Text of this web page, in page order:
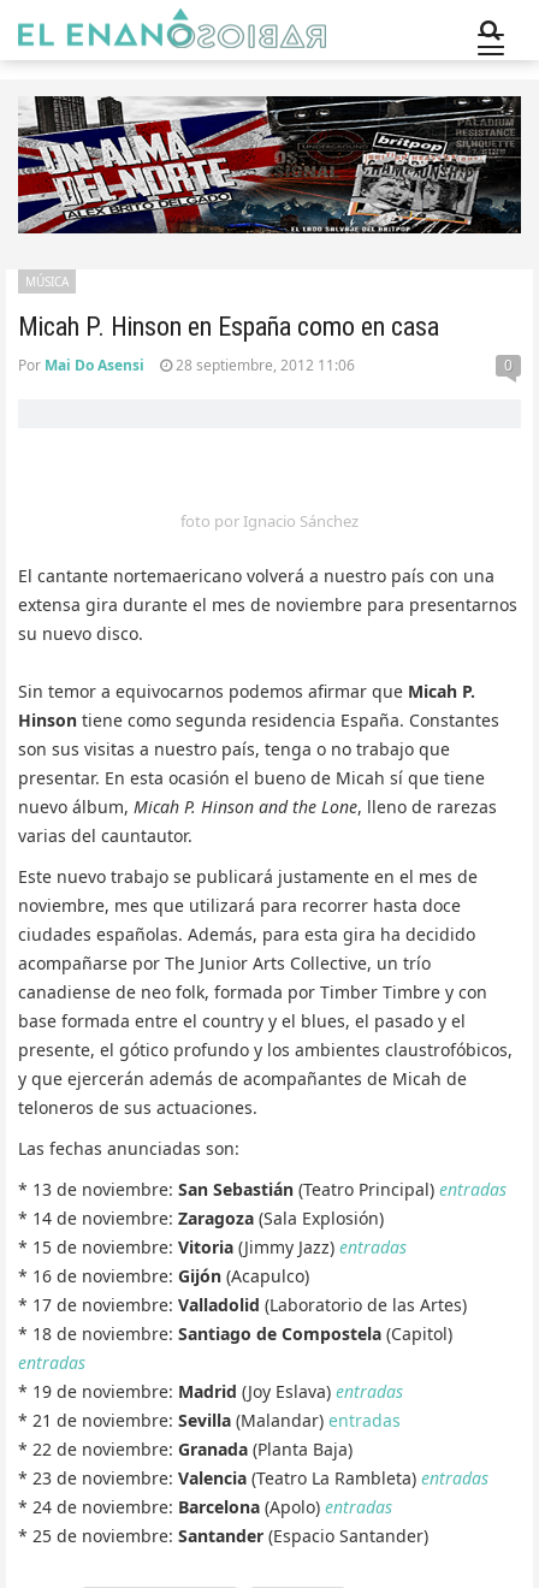
Micah P. Hinson en España como en casa
MÚSICA
Por Mai Do Asensi 28 septiembre, 2012 11:06 0
foto por Ignacio Sánchez
El cantante nortemaericano volverá a nuestro país con una
extensa gira durante el mes de noviembre para presentarnos
su nuevo disco.
Sin temor a equivocarnos podemos afirmar que Micah P.
Hinson tiene como segunda residencia España. Constantes
son sus visitas a nuestro país, tenga o no trabajo que
presentar. En esta ocasión el bueno de Micah sí que tiene
nuevo álbum, Micah P. Hinson and the Lone, lleno de rarezas
varias del cauntautor.
Este nuevo trabajo se publicará justamente en el mes de
noviembre, mes que utilizará para recorrer hasta doce
ciudades españolas. Además, para esta gira ha decidido
acompañarse por The Junior Arts Collective, un trío
canadiense de neo folk, formada por Timber Timbre y con
base formada entre el country y el blues, el pasado y el
presente, el gótico profundo y los ambientes claustrofóbicos,
y que ejercerán además de acompañantes de Micah de
teloneros de sus actuaciones.
Las fechas anunciadas son:
* 13 de noviembre: San Sebastián (Teatro Principal) entradas
* 14 de noviembre: Zaragoza (Sala Explosión)
* 15 de noviembre: Vitoria (Jimmy Jazz) entradas
* 16 de noviembre: Gijón (Acapulco)
* 17 de noviembre: Valladolid (Laboratorio de las Artes)
* 18 de noviembre: Santiago de Compostela (Capitol)
entradas
* 19 de noviembre: Madrid (Joy Eslava) entradas
* 21 de noviembre: Sevilla (Malandar) entradas
* 22 de noviembre: Granada (Planta Baja)
* 23 de noviembre: Valencia (Teatro La Rambleta) entradas
* 24 de noviembre: Barcelona (Apolo) entradas
* 25 de noviembre: Santander (Espacio Santander)